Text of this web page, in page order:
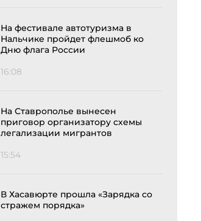
На фестивале автотуризма в
Нальчике пройдет флешмоб ко
Дню флага России
16:08
На Ставрополье вынесен
приговор организатору схемы
легализации мигрантов
15:54
В Хасавюрте прошла «Зарядка со
стражем порядка»